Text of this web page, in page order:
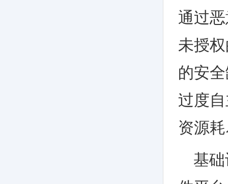
通过
未授
的安
过度
资源
基